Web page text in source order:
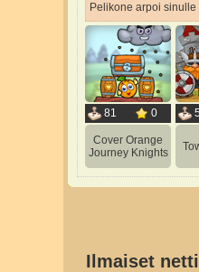
Pelikone arpoi
81 0
Cover Orange
Journey Knights
Ilmaiset